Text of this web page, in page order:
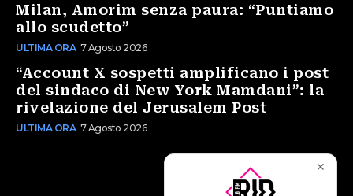
Milan, Amorim senza paura: “Puntiamo
allo scudetto”
ULTIMA ORA 7 Agosto 2026
“Account X sospetti amplificano i post
del sindaco di New York Mamdani”: la
rivelazione del Jerusalem Post
ULTIMA ORA 7 Agosto 2026
✕